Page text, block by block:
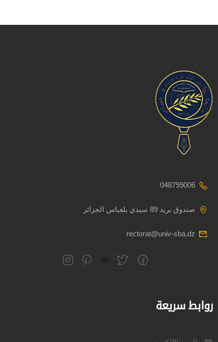
048799006
صندوق بريد 89 سيدي بلعباس الجزائر
rectorat@univ-sba.dz
روابط سريعة